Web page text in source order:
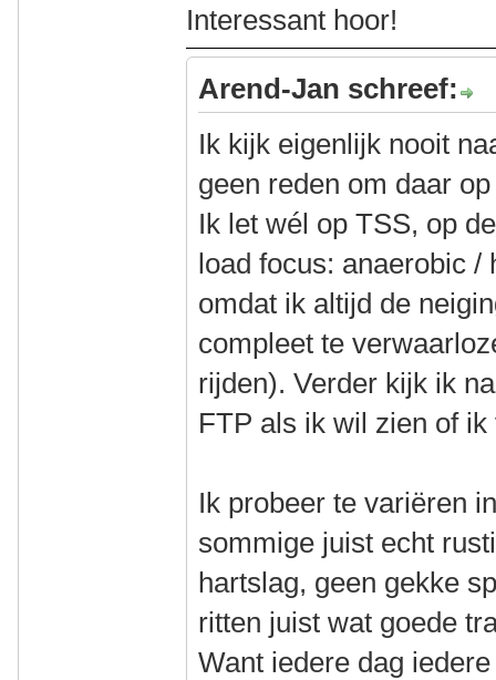
Interessant hoor!
Arend-Jan schreef:
Ik kijk eigenlijk nooit
geen reden om daar
Ik let wél op TSS, op
load focus: anaerobic /
omdat ik altijd de
compleet te
rijden). Verder kijk ik
FTP als ik wil zien of
Ik probeer te variëren
sommige juist echt
hartslag, geen gekke
ritten juist wat goede
Want iedere dag